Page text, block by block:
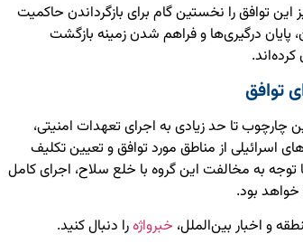
این توافق را نخستین گام برای بازگرداندن حاکمیت
پایان درگیری‌ها و فراهم شدن زمینه بازگشت
توافق
چارچوب تا حد زیادی به اجرای تعهدات امنیتی،
اسرائیلی از مناطق مورد توافق و تعیین تکلیف
به مخالفت این گروه با خلع سلاح، اجرای کامل
بود.
و اخبار بین‌الملل، خبرواژهرا دنبال کنید.